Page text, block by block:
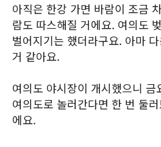
아직은 한강 가면 바람이 조금
람도 따스해질 거에요. 여의도
벌어지기는 했더라구요. 아마
거 같아요.
여의도 야시장이 개시했으니 금
여의도로 놀러간다면 한 번 둘
에요.